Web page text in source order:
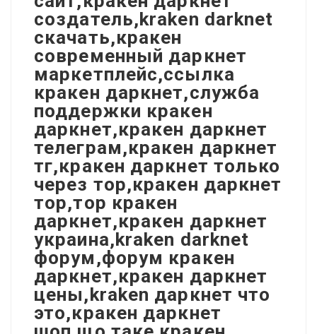
создатель,kraken darknet
скачать,кракен
современный даркнет
маркетплейс,ссылка
кракен даркнет,служба
поддержки кракен
даркнет,кракен даркнет
телеграм,кракен даркнет
тг,кракен даркнет только
через тор,кракен даркнет
тор,тор кракен
даркнет,кракен даркнет
украина,kraken darknet
форум,форум кракен
даркнет,кракен даркнет
цены,kraken даркнет что
это,кракен даркнет